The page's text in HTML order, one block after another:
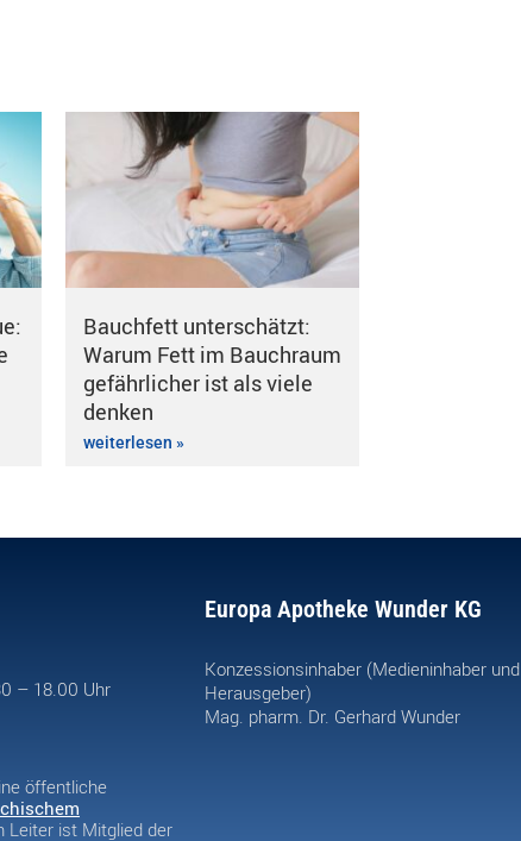
Bauchfett unterschätzt:
Warum Fett im Bauchraum
gefährlicher ist als viele
denken
weiterlesen »
– 18.00 Uhr
öffentliche
Leiter ist Mitglied der
Europa Apotheke Wunder KG
Konzessionsinhaber (Medieninhaber und
Herausgeber)
Mag. pharm. Dr. Gerhard Wunder